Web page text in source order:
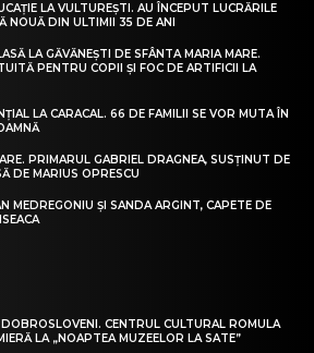
LA VULTUREȘTI. AU ÎNCEPUT LUCRĂRILE
NOUĂ DIN ULTIMII 35 DE ANI
LA GĂVĂNEȘTI DE SFÂNTA MARIA MARE.
PENTRU COPII ȘI FOC DE ARTIFICII LA
LA CARACAL. 66 DE FAMILII SE VOR MUTA ÎN
PRIMARUL GABRIEL DRAGNEA, SUSȚINUT DE
DE MARIUS OPRESCU
MEDREGONIU ȘI SANDA ARGINT, CAPETE DE
CENTRUL CULTURAL ROMULA
LA „NOAPTEA MUZEELOR LA SATE”